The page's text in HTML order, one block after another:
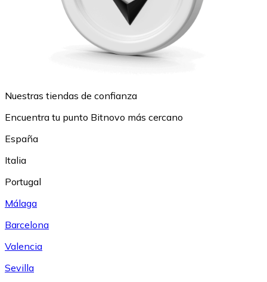
Nuestras tiendas de confianza
Encuentra tu punto Bitnovo más cercano
España
Italia
Portugal
Málaga
Barcelona
Valencia
Sevilla